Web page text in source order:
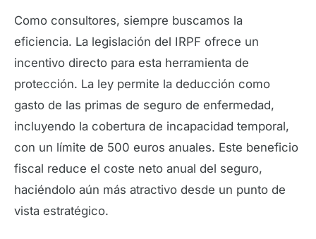
Como consultores, siempre buscamos la
eficiencia. La legislación del IRPF ofrece un
incentivo directo para esta herramienta de
protección. La ley permite la deducción como
gasto de las primas de seguro de enfermedad,
incluyendo la cobertura de incapacidad temporal,
con un límite de 500 euros anuales. Este beneficio
fiscal reduce el coste neto anual del seguro,
haciéndolo aún más atractivo desde un punto de
vista estratégico.